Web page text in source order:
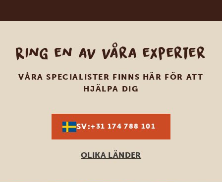
Ring en av våra experter
VÅRA SPECIALISTER FINNS HÄR FÖR ATT
HJÄLPA DIG
SV:+31 174 788 101
OLIKA LÄNDER